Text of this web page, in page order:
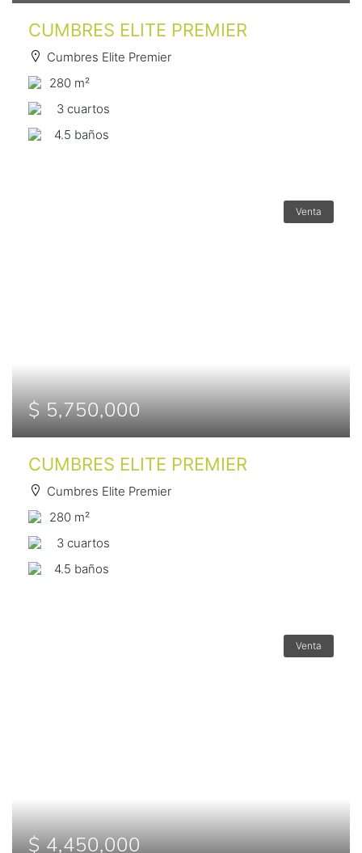
CUMBRES ELITE PREMIER
Cumbres Elite Premier
280 m²
3 сuartos
4.5 baños
Venta
$ 5,750,000
CUMBRES ELITE PREMIER
Cumbres Elite Premier
280 m²
3 сuartos
4.5 baños
Venta
$ 4,450,000